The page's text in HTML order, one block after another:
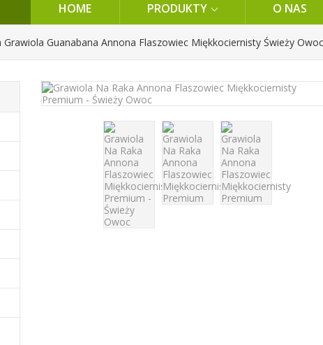
HOME PRODUKTY O NAS
Grawiola Guanabana Annona Flaszowiec Miękkociernisty Świeży Owoc